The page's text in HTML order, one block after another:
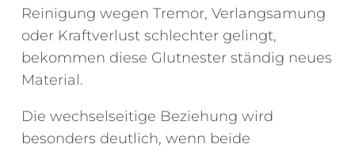
Reinigung wegen Tremor, Verlangsamung
oder Kraftverlust schlechter gelingt,
bekommen diese Glutnester ständig neues
Material.
Die wechselseitige Beziehung wird
besonders deutlich, wenn beide